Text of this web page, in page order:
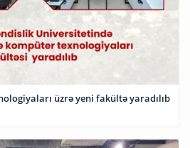
üzrə yeni fakültə yaradılıb